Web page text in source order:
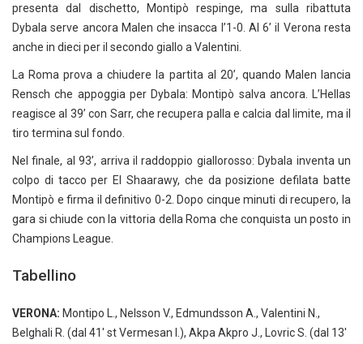
presenta dal dischetto, Montipò respinge, ma sulla ribattuta
Dybala serve ancora Malen che insacca l’1-0. Al 6’ il Verona resta
anche in dieci per il secondo giallo a Valentini.
La Roma prova a chiudere la partita al 20’, quando Malen lancia
Rensch che appoggia per Dybala: Montipò salva ancora. L’Hellas
reagisce al 39’ con Sarr, che recupera palla e calcia dal limite, ma il
tiro termina sul fondo.
Nel finale, al 93’, arriva il raddoppio giallorosso: Dybala inventa un
colpo di tacco per El Shaarawy, che da posizione defilata batte
Montipò e firma il definitivo 0-2. Dopo cinque minuti di recupero, la
gara si chiude con la vittoria della Roma che conquista un posto in
Champions League.
Tabellino
VERONA: Montipo L., Nelsson V., Edmundsson A., Valentini N.,
Belghali R. (dal 41′ st Vermesan I.), Akpa Akpro J., Lovric S. (dal 13′